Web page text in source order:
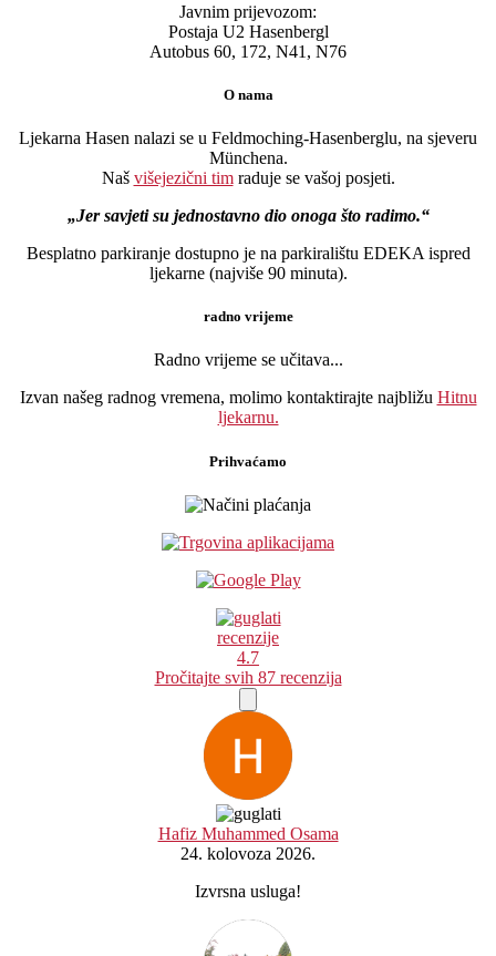
Javnim prijevozom:
Postaja U2 Hasenbergl
Autobus 60, 172, N41, N76
O nama
Ljekarna Hasen nalazi se u Feldmoching-Hasenberglu, na sjeveru
Münchena.
Naš višejezični timraduje se vašoj posjeti.
Jer savjeti su jednostavno dio onoga što radimo.
Besplatno parkiranje dostupno je na parkiralištu EDEKA ispred
ljekarne (najviše 90 minuta).
radno vrijeme
Radno vrijeme se učitava...
Izvan našeg radnog vremena, molimo kontaktirajte najbližu Hitnu
ljekarnu.
Prihvaćamo
recenzije
4.7
Pročitajte svih 87 recenzija
Hafiz Muhammed Osama
24. kolovoza 2026.
Izvrsna usluga!